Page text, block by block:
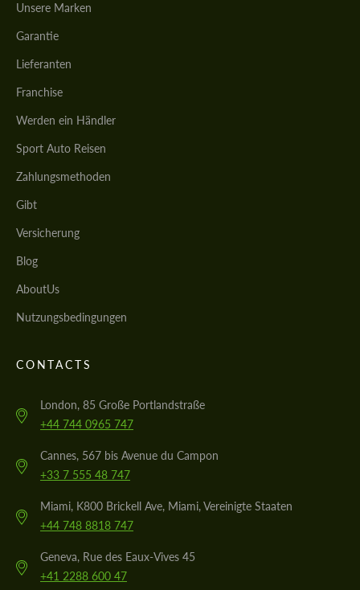
Unsere Marken
Garantie
Lieferanten
Franchise
Werden ein Händler
Sport Auto Reisen
Zahlungsmethoden
Gibt
Versicherung
Blog
AboutUs
Nutzungsbedingungen
CONTACTS
London, 85 Große Portlandstraße
+44 744 0965 747
Cannes, 567 bis Avenue du Campon
+33 7 555 48 747
Miami, K800 Brickell Ave, Miami, Vereinigte Staaten
+44 748 8818 747
Geneva, Rue des Eaux-Vives 45
+41 2288 600 47